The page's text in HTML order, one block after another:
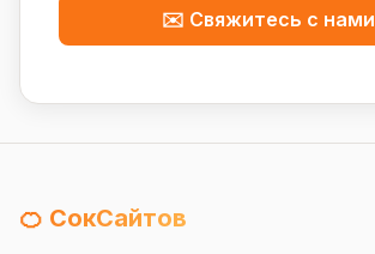
✉️ Свяжитесь с нами
🍊 СокСайтов